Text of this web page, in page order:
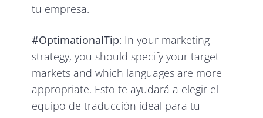
tu empresa.
#OptimationalTip: In your marketing
strategy, you should specify your target
markets and which languages are more
appropriate. Esto te ayudará a elegir el
equipo de traducción ideal para tu